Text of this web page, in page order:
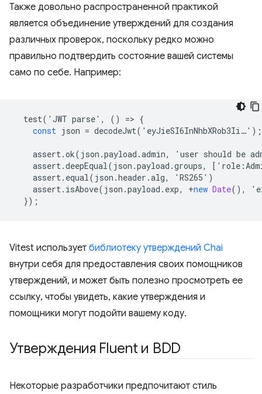
Также довольно распространенной практикой
является объединение утверждений для создания
различных проверок, поскольку редко можно
правильно подтвердить состояние вашей системы
само по себе. Например:
test( ' JWT parse' , () => {
const json = decodeJwt( ' eyJieSI6InNhbXRob3Ii…' );
assert.ok( json .payload .admin, ' user should be
assert.deepEqual( json .payload .groups, [ ' role :
assert. equal( json .header .alg, ' RS265 ' )
assert. isAbove( json .payload . exp, +new Date(), '
});
Vitest использует библиотеку утверждений Chai
внутри себя для предоставления своих помощников
утверждений, и может быть полезно просмотреть ее
ссылку, чтобы увидеть, какие утверждения и
помощники могут подойти вашему коду.
Утверждения Fluent и BDD
Некоторые разработчики предпочитают стиль